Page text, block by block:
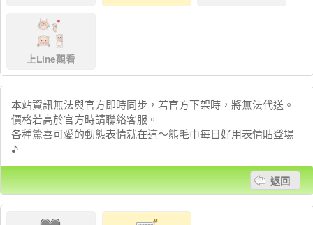
上Line觀看
本站資訊無法與官方即時同步，若官方下架時，將無法代送。
價格若高於官方時請聯絡客服。
各種驚喜可愛的動態表情就在這～熊毛巾每日好用表情貼登場
♪
返回